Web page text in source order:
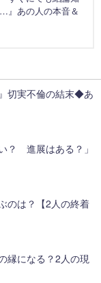
』あの人の本音＆
切実不倫の結末◆あ
？ 進展はある？」
のは？【2人の終着
縁になる？2人の現